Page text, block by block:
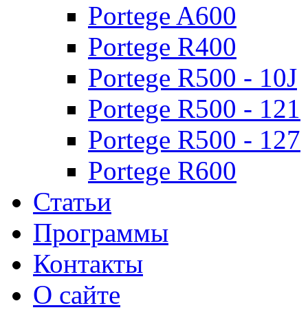
Portege A600
Portege R400
Portege R500 - 10J
Portege R500 - 121
Portege R500 - 127
Portege R600
Статьи
Программы
Контакты
О сайте